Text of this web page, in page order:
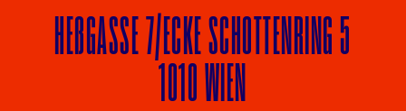
HEßGASSE 7/ECKESCHOTTENRING 5
1010 WIEN